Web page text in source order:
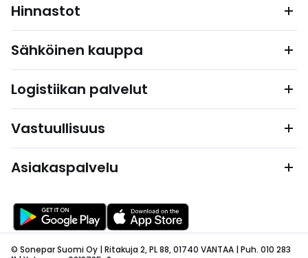
Hinnastot
Sähköinen kauppa
Logistiikan palvelut
Vastuullisuus
Asiakaspalvelu
© Sonepar Suomi Oy | Ritakuja 2, PL 88, 01740 VANTAA | Puh. 010 283